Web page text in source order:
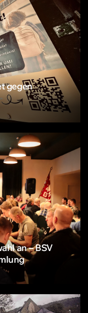
gegen
an – BSV